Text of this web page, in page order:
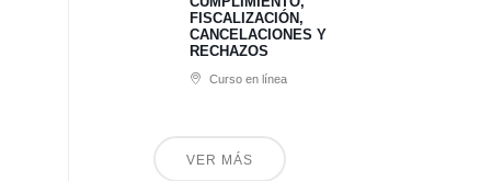
FISCALIZACIÓN,
CANCELACIONES Y
RECHAZOS
Curso en línea
VER MÁS